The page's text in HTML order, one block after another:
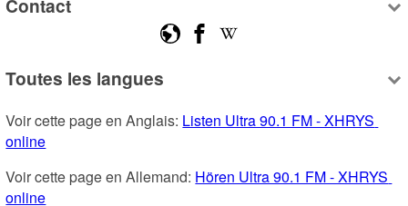
Contact
Toutes les langues
Voir cette page en Anglais: Listen Ultra 90.1 FM - XHRYS
online
Voir cette page en Allemand: Hören Ultra 90.1 FM - XHRYS
online